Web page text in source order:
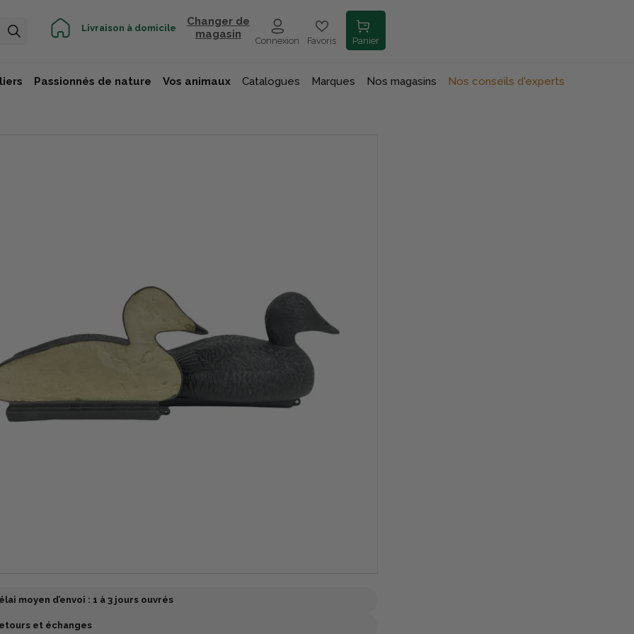
Livraison à domicile
Changer de
magasin
Connexion Favoris Panier
Passionnés de nature Vos animaux Catalogues Marques Nos magasins Nos conseils d'experts
moyen d’envoi : 1 à 3 jours ouvrés
et échanges